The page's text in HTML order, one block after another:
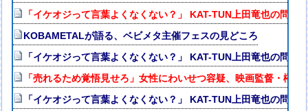
「イケオジって言葉よくなくない？」 KAT-TUN上田竜也の問
KOBAMETALが語る、ベビメタ主催フェスの見どころ
「イケオジって言葉よくなくない？」 KAT-TUN上田竜也の問
「売れるため覚悟見せろ」女性にわいせつ容疑、映画監督・榊英
「イケオジって言葉よくなくない？」 KAT-TUN上田竜也の問